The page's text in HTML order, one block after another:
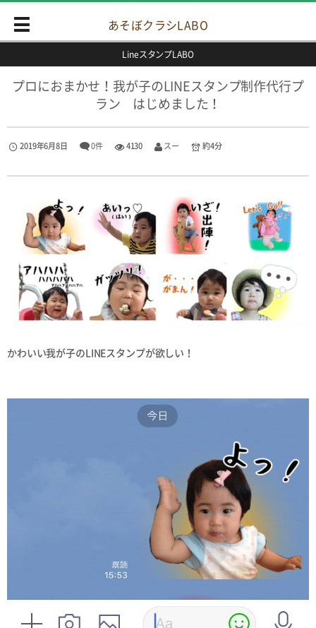
あそぼクラシLABO
LineスタンプLABO
プロにおまかせ！我が子のLINEスタンプ制作代行プ
ラン はじめました！
2019年6月8日 0件 4130 スー 約4分
かわいい我が子のLINEスタンプが欲しい！